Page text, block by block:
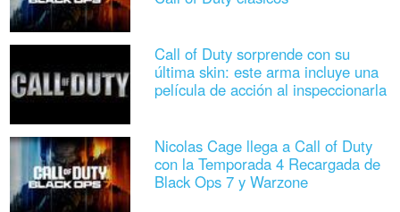
Call of Duty sorprende con su
última skin: este arma incluye una
película de acción al inspeccionarla
Nicolas Cage llega a Call of Duty
con la Temporada 4 Recargada de
Black Ops 7 y Warzone